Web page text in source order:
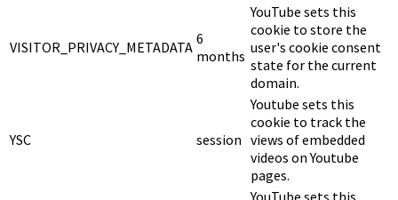
VISITOR_PRIVACY_METADATA 6
months
YouTube sets this
cookie to store the
user's cookie consent
state for the current
domain.
YSC session
Youtube sets this
cookie to track the
views of embedded
videos on Youtube
pages.
YouTube sets this